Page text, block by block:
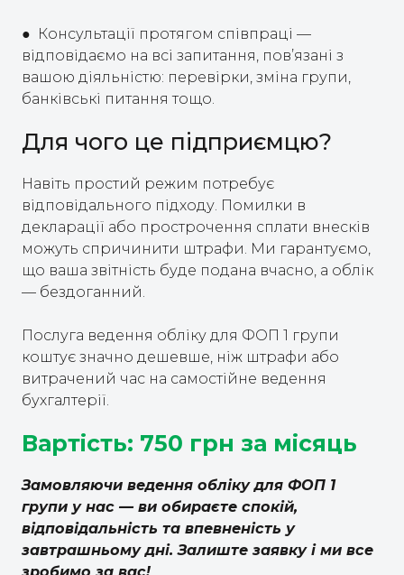
● Консультації протягом співпраці —
відповідаємо на всі запитання, пов’язані з
вашою діяльністю: перевірки, зміна групи,
банківські питання тощо.
Для чого це підприємцю?
Навіть простий режим потребує
відповідального підходу. Помилки в
декларації або прострочення сплати внесків
можуть спричинити штрафи. Ми гарантуємо,
що ваша звітність буде подана вчасно, а облік
— бездоганний.
Послуга ведення обліку для ФОП 1 групи
коштує значно дешевше, ніж штрафи або
витрачений час на самостійне ведення
бухгалтерії.
Вартість: 750 грн за місяць
Замовляючи ведення обліку для ФОП 1
групи у нас — ви обираєте спокій,
відповідальність та впевненість у
завтрашньому дні. Залиште заявку і ми все